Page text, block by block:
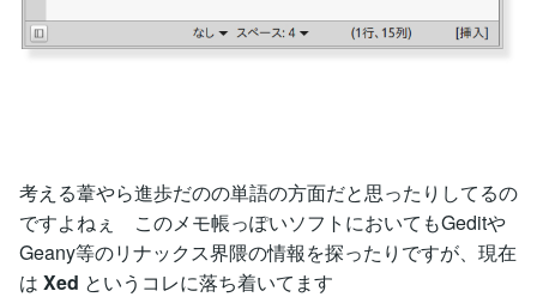
考える葦やら進歩だのの単語の方面だと思ったりしてるの
ですよねぇ このメモ帳っぽいソフトにおいてもGeditや
Geany等のリナックス界隈の情報を探ったりですが、現在
は Xed というコレに落ち着いてます